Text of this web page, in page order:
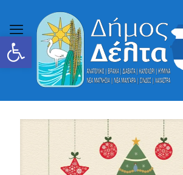
Ανοίξτε τη γραμμή εργαλείων